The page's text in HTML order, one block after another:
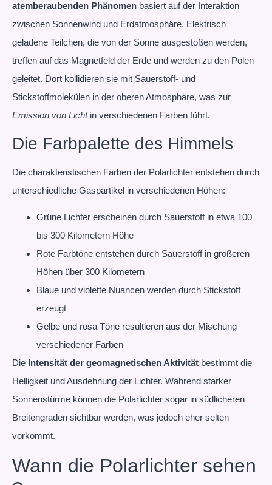
atemberaubenden Phänomen basiert auf der Interaktion
zwischen Sonnenwind und Erdatmosphäre. Elektrisch
geladene Teilchen, die von der Sonne ausgestoßen werden,
treffen auf das Magnetfeld der Erde und werden zu den Polen
geleitet. Dort kollidieren sie mit Sauerstoff- und
Stickstoffmolekülen in der oberen Atmosphäre, was zur
Emission von Lichtin verschiedenen Farben führt.
Die Farbpalette des Himmels
Die charakteristischen Farben der Polarlichter entstehen durch
unterschiedliche Gaspartikel in verschiedenen Höhen:
Grüne Lichter erscheinen durch Sauerstoff in etwa 100
bis 300 Kilometern Höhe
Rote Farbtöne entstehen durch Sauerstoff in größeren
Höhen über 300 Kilometern
Blaue und violette Nuancen werden durch Stickstoff
erzeugt
Gelbe und rosa Töne resultieren aus der Mischung
verschiedener Farben
Die Intensität der geomagnetischen Aktivität bestimmt die
Helligkeit und Ausdehnung der Lichter. Während starker
Sonnenstürme können die Polarlichter sogar in südlicheren
Breitengraden sichtbar werden, was jedoch eher selten
vorkommt.
Wann die Polarlichter sehen